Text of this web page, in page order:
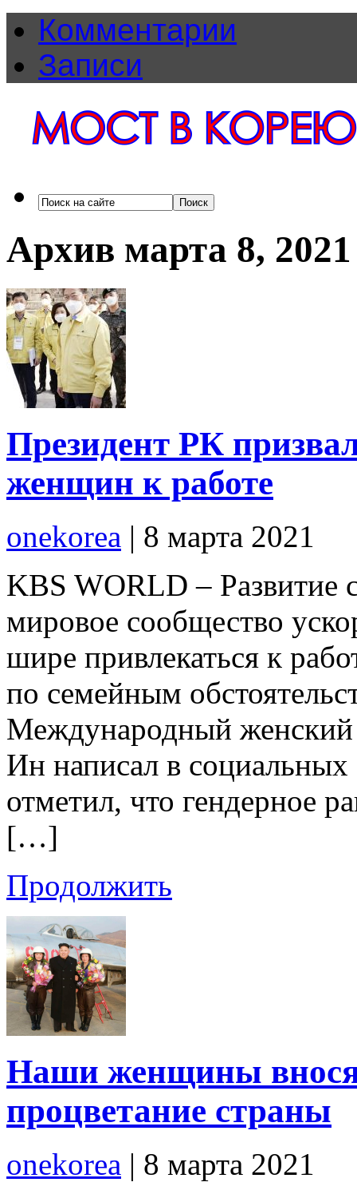
Комментарии
Записи
Архив марта 8, 2021
Президент РК
женщин к работе
onekorea | 8 марта 2021
KBS WORLD – Развитие
мировое сообщество
шире привлекаться к
по семейным
Международный
Ин написал в
отметил, что гендерное
[…]
Продолжить
Наши женщины
процветание страны
onekorea | 8 марта 2021